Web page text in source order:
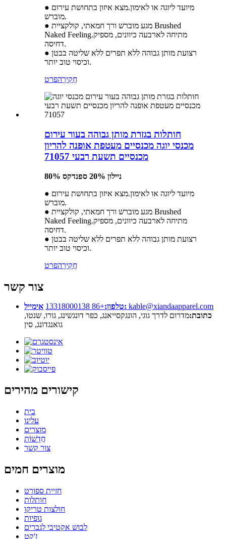
● מיועד ליוגה או לאימון.מצא איזון בתחושת עירום
מוברש.
● מגע מוברש ורך חמאתי, קולקציית Brushed
Naked Feeling.מתיחה לארבעה כיוונים, מספיק
דחיסה.
● רצועת מותן גבוהה ללא תפרים ללא שליטה בבטן
וכיסוי טוב יותר.
חֲקִירָהפרט
חותלות בגזרת מותן גבוהה בעור עירום
מכנסי יוגה מכנסיים מעטפת אופנה להריון
מכנסיים תשעת רבעי 71057
80% ניילון 20% ספנדקס
● מיועד ליוגה או לאימון.מצא איזון בתחושת עירום
מוברש.
● מגע מוברש ורך חמאתי, קולקציית Brushed
Naked Feeling.מתיחה לארבעה כיוונים, מספיק
דחיסה.
● רצועת מותן גבוהה ללא תפרים ללא שליטה בבטן
וכיסוי טוב יותר.
חֲקִירָהפרט
צור קשר
טלפון:+86 13318000138 אימייל: kable@xiandaapparel.com
כתובת:מדרום לדרך גוגי, הונגקסייאנג, כפר דונגשינג, גורו, שנטו,
גואנגדונג, סין
קישורים מהירים
בית
עלינו
מוצרים
חֲדָשׁוֹת
צור קשר
מוצרים חמים
חזיית ספורט
חותלות
חולצות טריקו
גופיות
לבוש אקטיבי לגברים
ז'ָקֵט